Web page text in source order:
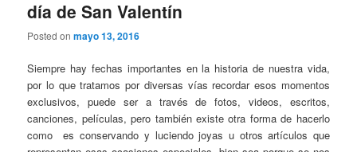
día de San Valentín
Posted onmayo 13, 2016
Siempre hay fechas importantes en la historia de nuestra vida,
por lo que tratamos por diversas vías recordar esos momentos
exclusivos, puede ser a través de fotos, videos, escritos,
canciones, películas, pero también existe otra forma de hacerlo
como es conservando y luciendo joyas u otros artículos que